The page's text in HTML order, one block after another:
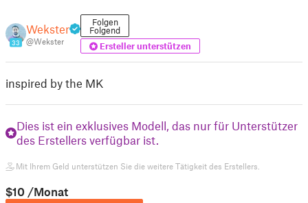
33
Wekster
@Wekster
Folgen
Folgend
Ersteller unterstützen
inspired by the MK
Dies ist ein exklusives Modell, das nur für Unterstützer
des Erstellers verfügbar ist.
Mit Ihrem Geld unterstützen Sie die weitere Tätigkeit des Erstellers.
$10 /Monat